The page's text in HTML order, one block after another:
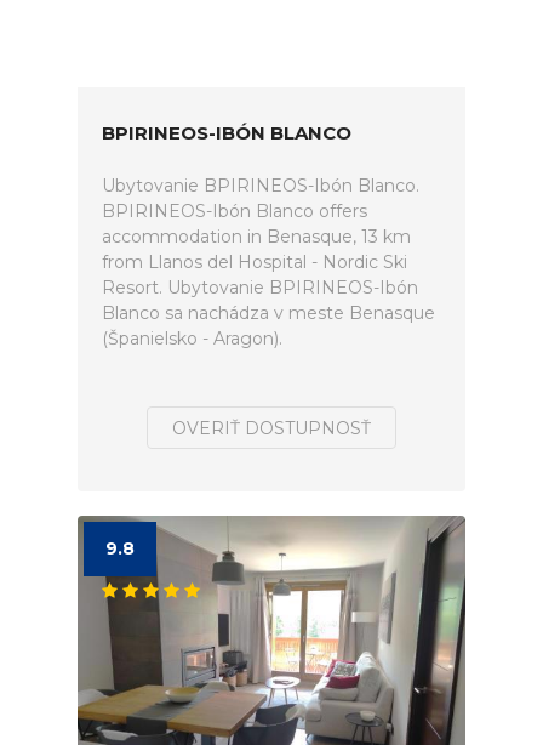
BPIRINEOS-IBÓN BLANCO
Ubytovanie BPIRINEOS-Ibón Blanco.
BPIRINEOS-Ibón Blanco offers
accommodation in Benasque, 13 km
from Llanos del Hospital - Nordic Ski
Resort. Ubytovanie BPIRINEOS-Ibón
Blanco sa nachádza v meste Benasque
(Španielsko - Aragon).
OVERIŤ DOSTUPNOSŤ
9.8